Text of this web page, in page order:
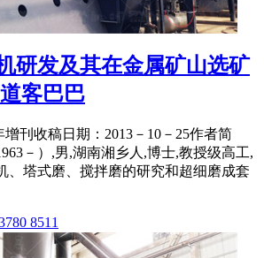
研发及其在金属矿山选矿
客巴巴
年增刊收稿日期：2013－10－25作者简
－）,男,湖南湘乡人,博士,教授级高工,
、塔式磨、搅拌磨的研究和超细磨成套
8511